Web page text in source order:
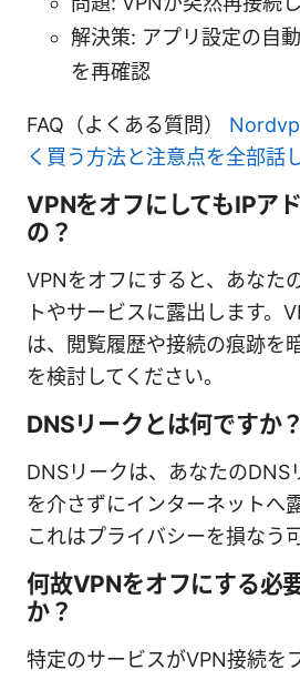
解決策: アプリ設定の自
を再確認
FAQ（よくある質問）
く買う方法と注意点を全部話
VPNをオフにしてもIPア
の？
VPNをオフにすると、あなた
トやサービスに露出します。
は、閲覧履歴や接続の痕跡を
を検討してください。
DNSリークとは何ですか？
DNSリークは、あなたのDNS
を介さずにインターネットへ
これはプライバシーを損なう
何故VPNをオフにする必
か？
特定のサービスがVPN接続を